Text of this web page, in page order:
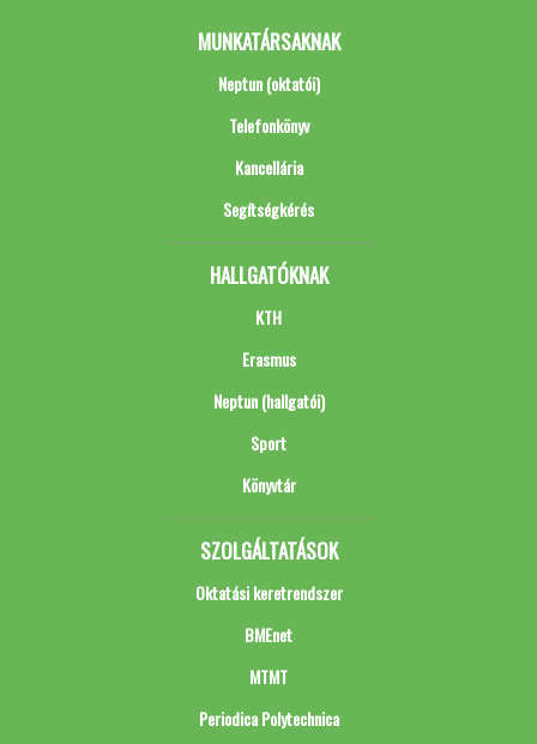
MUNKATÁRSAKNAK
Neptun (oktatói)
Telefonkönyv
Kancellária
Segítségkérés
HALLGATÓKNAK
KTH
Erasmus
Neptun (hallgatói)
Sport
Könyvtár
SZOLGÁLTATÁSOK
Oktatási keretrendszer
BMEnet
MTMT
Periodica Polytechnica